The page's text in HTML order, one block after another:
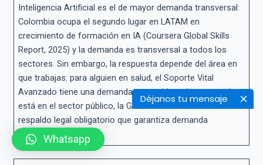
Déjanos tu mensaje
Inteligencia Artificial es el de mayor demanda transversal:
Colombia ocupa el segundo lugar en LATAM en
crecimiento de formación en IA (Coursera Global Skills
Report, 2025) y la demanda es transversal a todos los
sectores. Sin embargo, la respuesta depende del área en
que trabajas: para alguien en salud, el Soporte Vital
Avanzado tiene una demanda sostenida y alta; para quien
está en el sector público, la Gestión Documental tiene
respaldo legal obligatorio que garantiza demanda
permanente.
Whatsapp